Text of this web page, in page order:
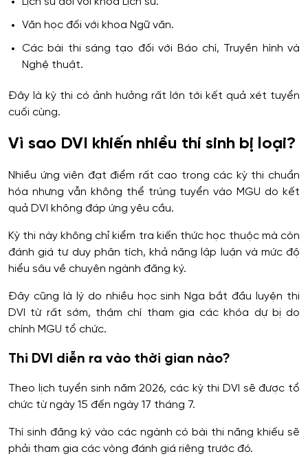
Văn học đối với khoa Ngữ văn.
Các bài thi sáng tạo đối với Báo chí, Truyền hình và
Nghệ thuật.
Đây là kỳ thi có ảnh hưởng rất lớn tới kết quả xét tuyển
cuối cùng.
Vì sao DVI khiến nhiều thí sinh bị loại?
Nhiều ứng viên đạt điểm rất cao trong các kỳ thi chuẩn
hóa nhưng vẫn không thể trúng tuyển vào MGU do kết
quả DVI không đáp ứng yêu cầu.
Kỳ thi này không chỉ kiểm tra kiến thức học thuộc mà còn
đánh giá tư duy phân tích, khả năng lập luận và mức độ
hiểu sâu về chuyên ngành đăng ký.
Đây cũng là lý do nhiều học sinh Nga bắt đầu luyện thi
DVI từ rất sớm, thậm chí tham gia các khóa dự bị do
chính MGU tổ chức.
Thi DVI diễn ra vào thời gian nào?
Theo lịch tuyển sinh năm 2026, các kỳ thi DVI sẽ được tổ
chức từ ngày 15 đến ngày 17 tháng 7.
Thí sinh đăng ký vào các ngành có bài thi năng khiếu sẽ
phải tham gia các vòng đánh giá riêng trước đó.